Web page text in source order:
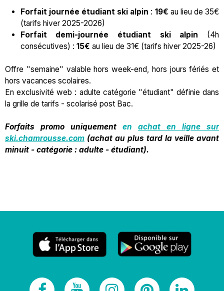
Forfait journée étudiant ski alpin : 19€ au lieu de 35€
(tarifs hiver 2025-2026)
Forfait demi-journée étudiant ski alpin (4h
consécutives) : 15€ au lieu de 31€ (tarifs hiver 2025-26)
Offre "semaine" valable hors week-end, hors jours fériés et
hors vacances scolaires.
En exclusivité web : adulte catégorie "étudiant" définie dans
la grille de tarifs - scolarisé post Bac.
Forfaits promo uniquement en achat en ligne sur
ski.chamrousse.com (achat au plus tard la veille avant
minuit - catégorie : adulte - étudiant).